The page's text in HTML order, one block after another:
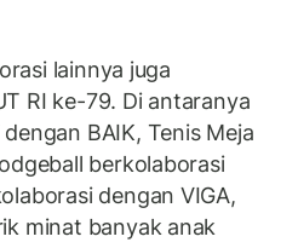
lainnya juga
RI ke-79. Di antaranya
BAIK, Tenis Meja
berkolaborasi
dengan VIGA,
minat banyak anak